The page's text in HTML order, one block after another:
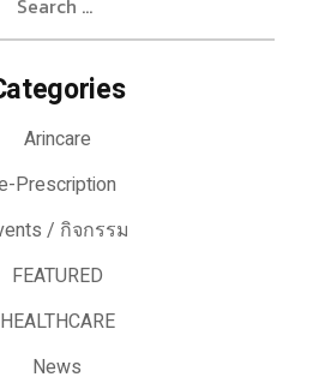
Arincare
Prescription
/ กิจกรรม
FEATURED
HEALTHCARE
News